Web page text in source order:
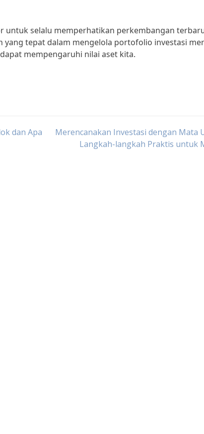
untuk selalu memperhatikan perkembangan
tepat dalam mengelola portofolio investasi
mempengaruhi nilai aset kita.
dan Apa
Merencanakan Investasi dengan Mata
Langkah-langkah Praktis untuk